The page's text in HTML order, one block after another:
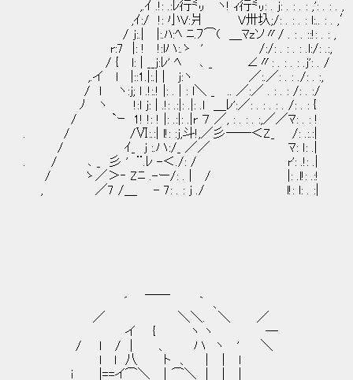
,.ｲ .!: .:ﾚ行㍉ ヽ! ｨ行㍉: . j: . : . : ,': . : . ,
,ｲ:/ !: 小V:爿 V卅圦;/: . : . : l:.. : . ,′ こん
/ j:.| |:.ﾊ:ﾍ ﾆ.ﾌ⌒( ＿ﾏzソ〃/ . : . ::!: . : ,
r:7 |: ! !:lハ:.ゝ ' /:/: . : . : .l:/: .:,
/ { l: | __j:ﾚ' ﾍ ､ _ ∠〃: . : . : .j': . /
,.イ l |::1.|:.| | j:ヽ ／:.／: . : ./: . :,
/ l ヽ:j; l .!:.! |: . | : l＼ _ .. ／:／ . : . : /: . :/
ﾉ ヽ !:l j: | .!: .:|: .|: .l ＿ﾚ':／: . : . : . /: . : {
/ `ｰ 1! !: ! |: .:|: .|r ７ ／, : . : . :,／／ﾏ: . : !
. / /Ⅵ:.:| l!: :j,斗!,／彡――＜Z_ /: .:.:|
/ ｲ_ j :.ハ:/_ ／／ ﾏ: ｌ: .|
. / ､ _ 彡 ' ¨.ﾚ -＜./: / r': .!: .|
/ ゝ／＞‐ Zﾆ .-ー/: . | / |: .l!: .:!
, ／7 /＿ - 7: . : j ./ l!: l: . :|
´ ｀ 、
／ ＼＼. ＼ ／
イ { ヽ ヽ ―
/ ｌ / ｜ 、 ハ ヽ ' ＼
l l 八 ト 、 | ｜ l
ｉ |==イ⌒＼ ｜⌒＼ | ｜ |